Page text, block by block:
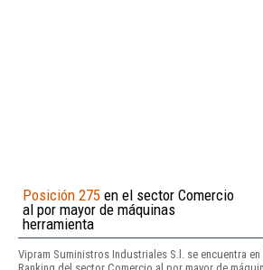
Posición 275 en el sector Comercio
al por mayor de máquinas
herramienta
Vipram Suministros Industriales S.l. se encuentra